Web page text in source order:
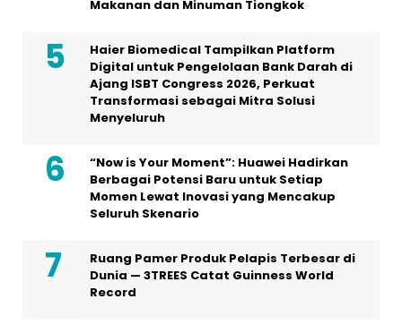
Makanan dan Minuman Tiongkok
Haier Biomedical Tampilkan Platform
Digital untuk Pengelolaan Bank Darah di
Ajang ISBT Congress 2026, Perkuat
Transformasi sebagai Mitra Solusi
Menyeluruh
“Now is Your Moment”: Huawei Hadirkan
Berbagai Potensi Baru untuk Setiap
Momen Lewat Inovasi yang Mencakup
Seluruh Skenario
Ruang Pamer Produk Pelapis Terbesar di
Dunia — 3TREES Catat Guinness World
Record